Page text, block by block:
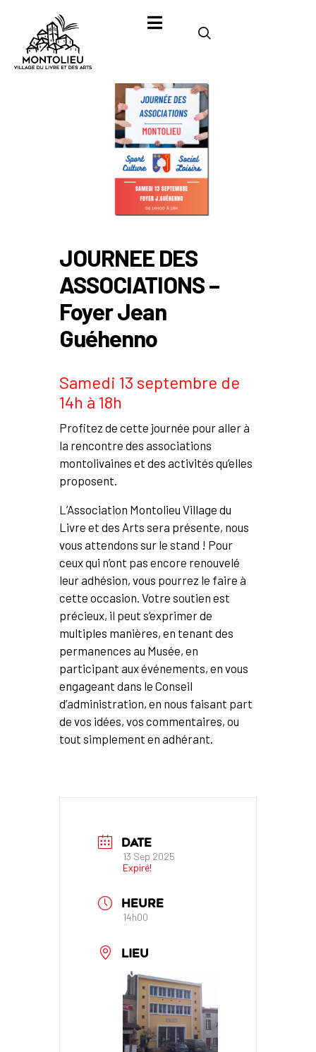
JOURNEE DES
ASSOCIATIONS –
Foyer Jean
Guéhenno
Samedi 13 septembre de
14h à 18h
Profitez de cette journée pour aller à
la rencontre des associations
montolivaines et des activités qu’elles
proposent.
L’Association Montolieu Village du
Livre et des Arts sera présente, nous
vous attendons sur le stand ! Pour
ceux qui n’ont pas encore renouvelé
leur adhésion, vous pourrez le faire à
cette occasion. Votre soutien est
précieux, il peut s’exprimer de
multiples manières, en tenant des
permanences au Musée, en
participant aux événements, en vous
engageant dans le Conseil
d’administration, en nous faisant part
de vos idées, vos commentaires, ou
tout simplement en adhérant.
DATE
13 Sep 2025
Expiré!
HEURE
14h00
LIEU